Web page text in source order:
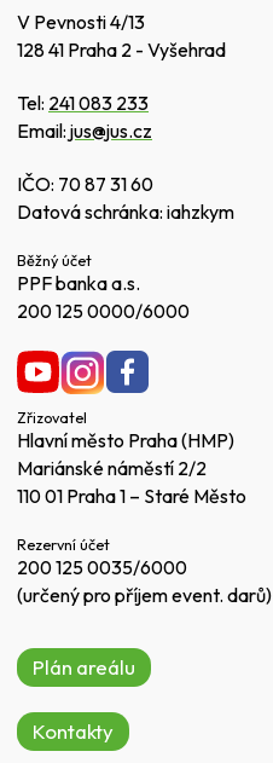
V Pevnosti 4/13
128 41 Praha 2 - Vyšehrad
Tel: 241 083 233
Email: jus@jus.cz
IČO: 70 87 31 60
Datová schránka: iahzkym
Běžný účet
PPF banka a.s.
200 125 0000/6000
Zřizovatel
Hlavní město Praha (HMP)
Mariánské náměstí 2/2
110 01 Praha 1 – Staré Město
Rezervní účet
200 125 0035/6000
(určený pro příjem event. darů)
Plán areálu
Kontakty